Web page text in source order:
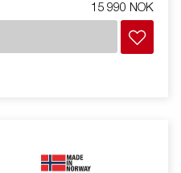
15 990 NOK